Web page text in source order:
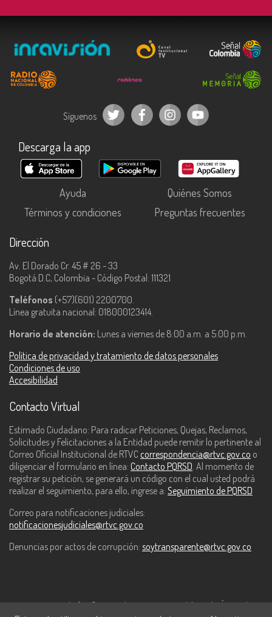
Síguenos
Descarga la app
Ayuda
Quiénes Somos
Términos y condiciones
Preguntas frecuentes
Dirección
Av. El Dorado Cr. 45 # 26 - 33
Bogotá D.C, Colombia - Código Postal: 111321
Teléfonos (+57)(601) 2200700.
Línea gratuita nacional: 018000123414.
Horario de atención: Lunes a viernes de 8:00 a.m. a 5:00 p.m.
Política de privacidad y tratamiento de datos personales
Condiciones de uso
Accesibilidad
Contacto Virtual
Estimado Ciudadano: Para radicar Peticiones, Quejas, Reclamos,
Solicitudes y Felicitaciones a la Entidad puede remitir lo pertinente al
Correo Oficial Institucional de RTVC correspondencia@rtvc.gov.co o
diligenciar el formulario en línea: Contacto PQRSD . Al momento de
registrar su petición, se generará un código con el cual usted podrá
realizar el seguimiento, para ello, ingrese a: Seguimiento de PQRSD
Correo para notificaciones judiciales:
notificacionesjudiciales@rtvc.gov.co
Denuncias por actos de corrupción: soytransparente@rtvc.gov.co
Este contenido fue financiado con recursos del Fondo Único de